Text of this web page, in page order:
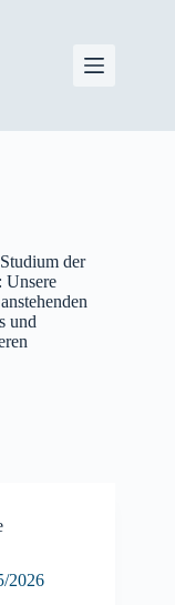
der
Unsere
und
2026